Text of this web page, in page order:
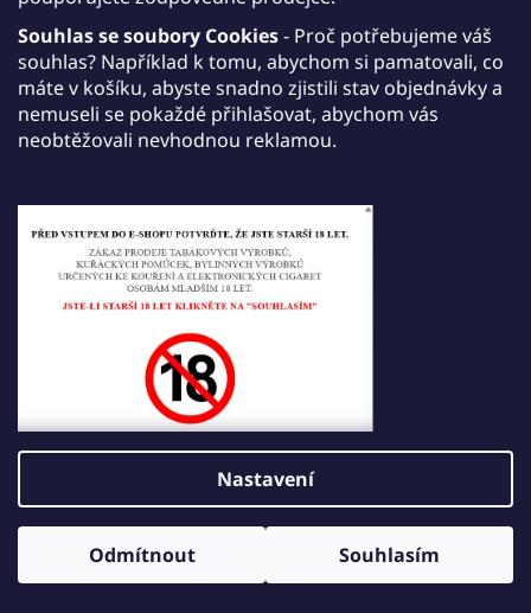
Souhlas se soubory Cookies- Proč potřebujeme váš
souhlas? Například k tomu, abychom si pamatovali, co
máte v košíku, abyste snadno zjistili stav objednávky a
nemuseli se pokaždé přihlašovat, abychom vás
neobtěžovali nevhodnou reklamou.
Nastavení
Odmítnout Souhlasím
JDI MARCH Mint 20MG/ML
Skladem
189 Kč
Kód:47